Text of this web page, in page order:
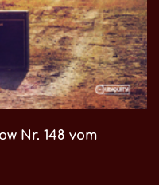
Nr. 148 vom